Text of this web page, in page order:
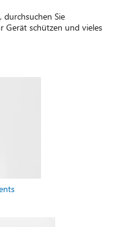
durchsuchen Sie
Gerät schützen und vieles